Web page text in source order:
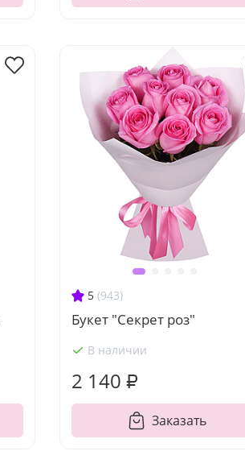
5 (943)
Букет "Секрет роз"
В наличии
2 140 ₽
Заказать